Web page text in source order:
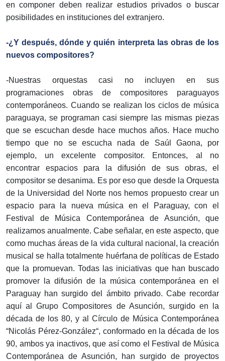
en componer deben realizar estudios privados o buscar
posibilidades en instituciones del extranjero.
-¿Y después, dónde y quién interpreta las obras de los
nuevos compositores?
-Nuestras orquestas casi no incluyen en sus
programaciones obras de compositores paraguayos
contemporáneos. Cuando se realizan los ciclos de música
paraguaya, se programan casi siempre las mismas piezas
que se escuchan desde hace muchos años. Hace mucho
tiempo que no se escucha nada de Saúl Gaona, por
ejemplo, un excelente compositor. Entonces, al no
encontrar espacios para la difusión de sus obras, el
compositor se desanima. Es por eso que desde la Orquesta
de la Universidad del Norte nos hemos propuesto crear un
espacio para la nueva música en el Paraguay, con el
Festival de Música Contemporánea de Asunción, que
realizamos anualmente. Cabe señalar, en este aspecto, que
como muchas áreas de la vida cultural nacional, la creación
musical se halla totalmente huérfana de políticas de Estado
que la promuevan. Todas las iniciativas que han buscado
promover la difusión de la música contemporánea en el
Paraguay han surgido del ámbito privado. Cabe recordar
aquí al Grupo Compositores de Asunción, surgido en la
década de los 80, y al Círculo de Música Contemporánea
“Nicolás Pérez-González“, conformado en la década de los
90, ambos ya inactivos, que así como el Festival de Música
Contemporánea de Asunción, han surgido de proyectos